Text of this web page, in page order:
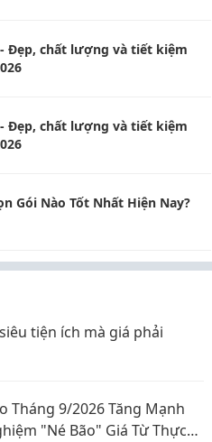
Đẹp, chất lượng và tiết kiệm
Đẹp, chất lượng và tiết kiệm
Gói Nào Tốt Nhất Hiện Nay?
tiện ích mà giá phải
Tháng 9/2026 Tăng Mạnh
"Né Bão" Giá Từ Thực